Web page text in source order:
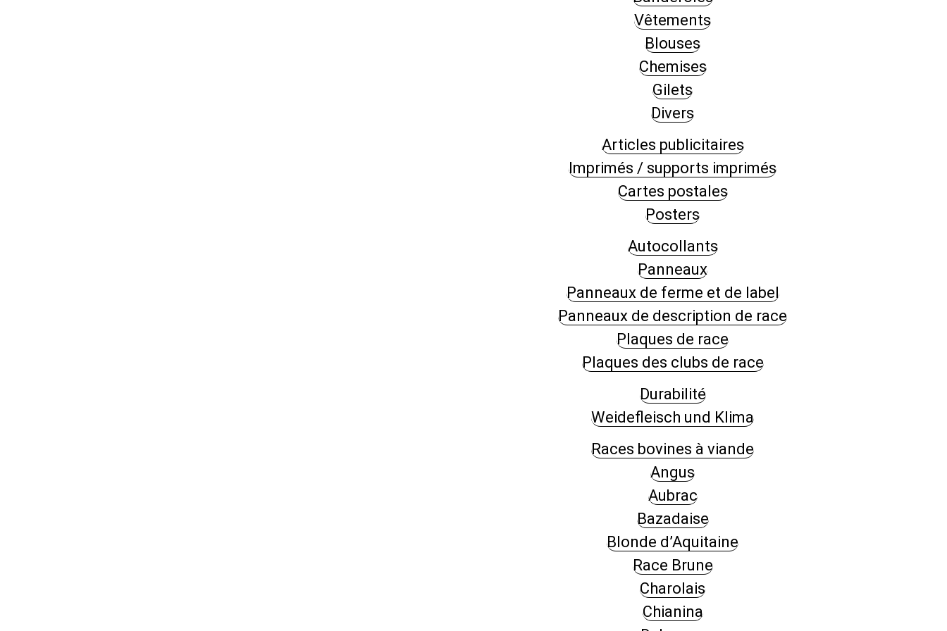
Vêtements
Blouses
Chemises
Gilets
Divers
Articles publicitaires
Imprimés / supports imprimés
Cartes postales
Posters
Autocollants
Panneaux
Panneaux de ferme et de label
Panneaux de description de race
Plaques de race
Plaques des clubs de race
Durabilité
Weidefleisch und Klima
Races bovines à viande
Angus
Aubrac
Bazadaise
Blonde d’Aquitaine
Race Brune
Charolais
Chianina